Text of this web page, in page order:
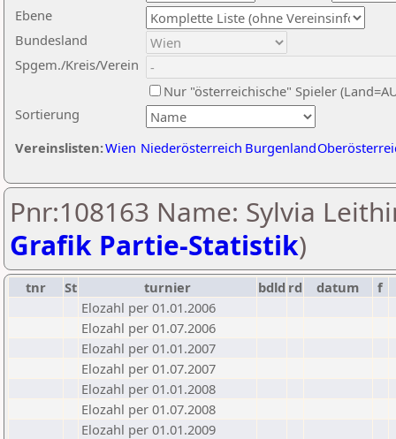
Ebene
Sortierung
Bundesland
Spgem./Kreis/Verein
Nur "österreichische" Spieler
Vereinslisten:Wien Niederösterreich Burgenland
Pnr:108163 Name: Sylvia
Grafik Partie-Statistik)
tnr St turnier bdld rd datum
f
Elozahl per 01.01.2006
Elozahl per 01.07.2006
Elozahl per 01.01.2007
Elozahl per 01.07.2007
Elozahl per 01.01.2008
Elozahl per 01.07.2008
Elozahl per 01.01.2009